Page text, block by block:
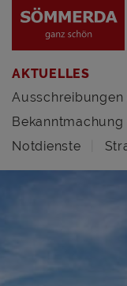
AKTUELLES
Ausschreibungen
Notdienste